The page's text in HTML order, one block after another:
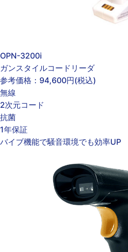
OPN-3200i
ガンスタイルコードリーダ
参考価格： 94,600円(税込)
無線
2次元コード
抗菌
1年保証
バイブ機能で騒音環境でも効率UP